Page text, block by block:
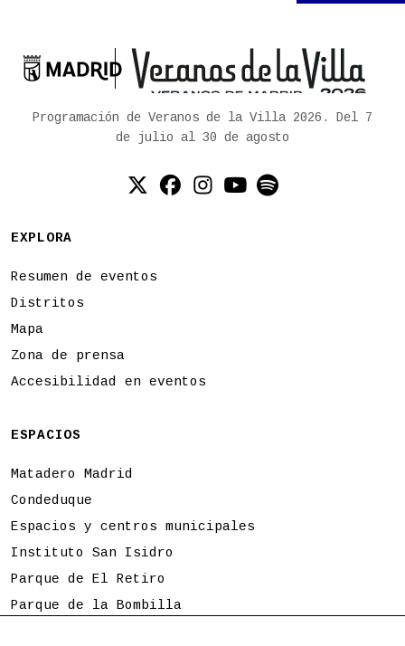

Ayuntamiento de Madrid
Programación de Veranos de la Villa 2026. Del 7
de julio al 30 de agosto
Twitter (X)
Facebook
Instagram
YouTube
Spotify
EXPLORA
Resumen de eventos
Distritos
Mapa
Zona de prensa
Accesibilidad en eventos
ESPACIOS
Matadero Madrid
Condeduque
Espacios y centros municipales
Instituto San Isidro
Parque de El Retiro
Parque de la Bombilla